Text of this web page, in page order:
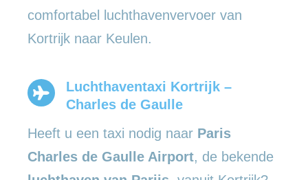
comfortabel luchthavenvervoer van
Kortrijk naar Keulen.
Luchthaventaxi Kortrijk –
Charles de Gaulle
Heeft u een taxi nodig naar Paris
Charles de Gaulle Airport, de bekende